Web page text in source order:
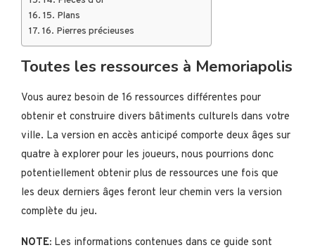
15. Plans
16. Pierres précieuses
Toutes les ressources à Memoriapolis
Vous aurez besoin de 16 ressources différentes pour
obtenir et construire divers bâtiments culturels dans votre
ville. La version en accès anticipé comporte deux âges sur
quatre à explorer pour les joueurs, nous pourrions donc
potentiellement obtenir plus de ressources une fois que
les deux derniers âges feront leur chemin vers la version
complète du jeu.
NOTE: Les informations contenues dans ce guide sont